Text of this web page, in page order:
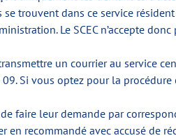
trouvent dans ce service
Le SCEC n’accepte
un courrier au service
09. Si vous optez pour la
faire leur demande par
en recommandé avec accusé de